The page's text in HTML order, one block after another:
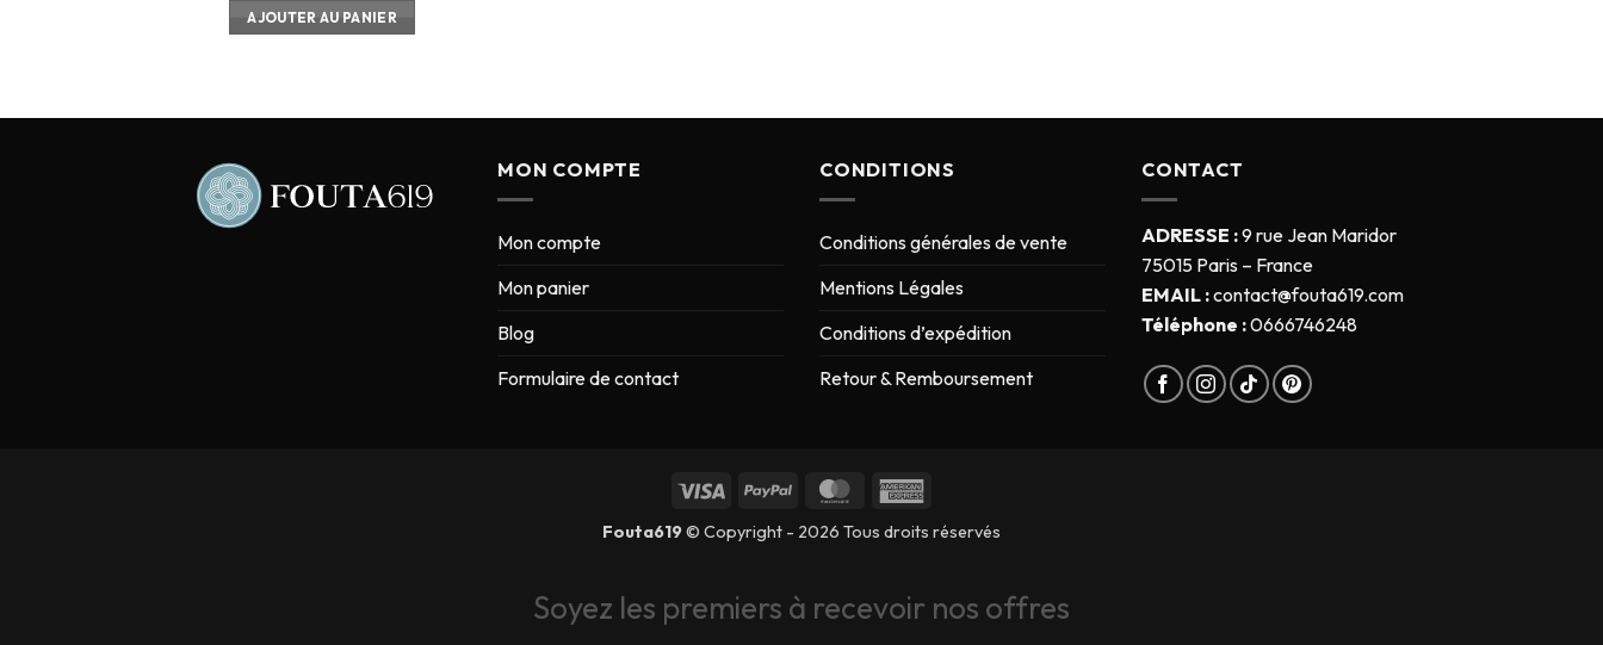
AJOUTER AU PANIER
MON COMPTE
Mon compte
Mon panier
Blog
Formulaire de contact
CONDITIONS
Conditions générales de vente
Mentions Légales
Conditions d’expédition
Retour & Remboursement
CONTACT
ADRESSE :9 rue Jean Maridor
75015 Paris – France
EMAIL :contact@fouta619.com
Téléphone :0666746248
Fouta619© Copyright - 2026 Tous droits réservés
Soyez les premiers à recevoir nos offres